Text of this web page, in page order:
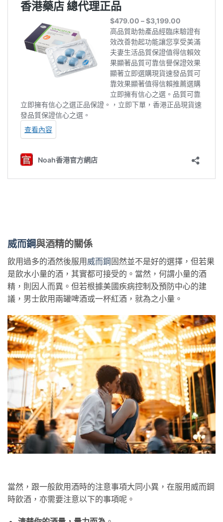
威而鋼與酒精的關係
飲用過多的酒然後服用威而鋼固然並不是好的選擇，但若果
是飲水小量的酒，其實都可接受的。當然，何謂小量的酒
精，則因人而異。但若根據美國疾病控制及預防中心的建
議，男士飲用兩罐啤酒或一杯紅酒，就為之小量。
當然，跟一般飲用酒時的注意事項大同小異，在服用威而鋼
時飲酒，亦需要注意以下的事項呢。